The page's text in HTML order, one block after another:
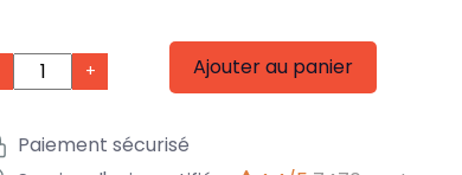
+ Ajouter au panier
Paiement sécurisé